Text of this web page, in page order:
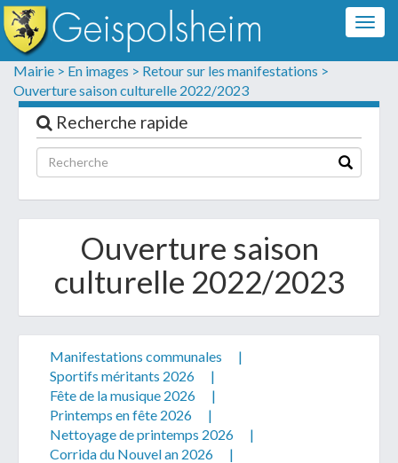
Mairie > En images > Retour sur les manifestations >
Ouverture saison culturelle 2022/2023
Recherche rapide
Ouverture saison
culturelle 2022/2023
Manifestations communales
|
Sportifs méritants 2026
|
Fête de la musique 2026
|
Printemps en fête 2026
|
Nettoyage de printemps 2026
|
Corrida du Nouvel an 2026
|
Formulaire de contact
Les champs suivis d'un * sont obligatoires
Informations personnelles
Votre demande :